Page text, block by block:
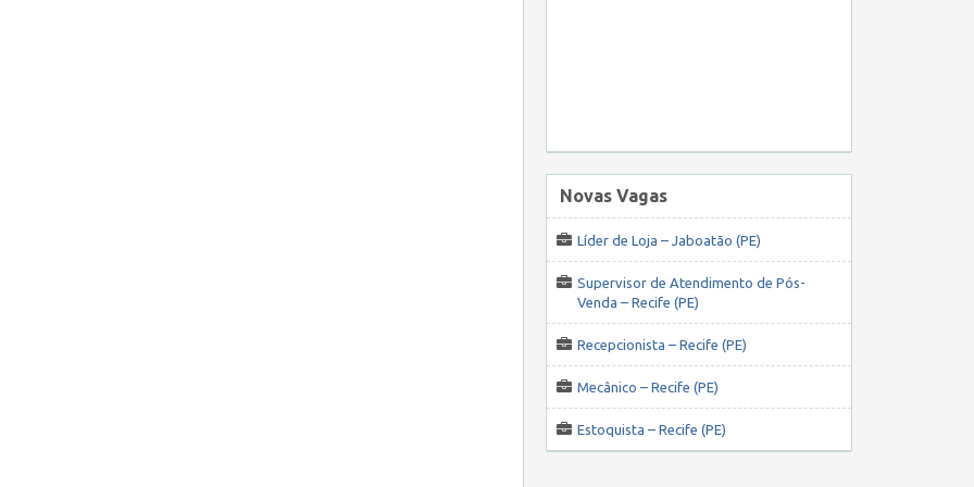
Novas Vagas
Líder de Loja – Jaboatão (PE)
Supervisor de Atendimento de Pós-
Venda – Recife (PE)
Recepcionista – Recife (PE)
Mecânico – Recife (PE)
Estoquista – Recife (PE)